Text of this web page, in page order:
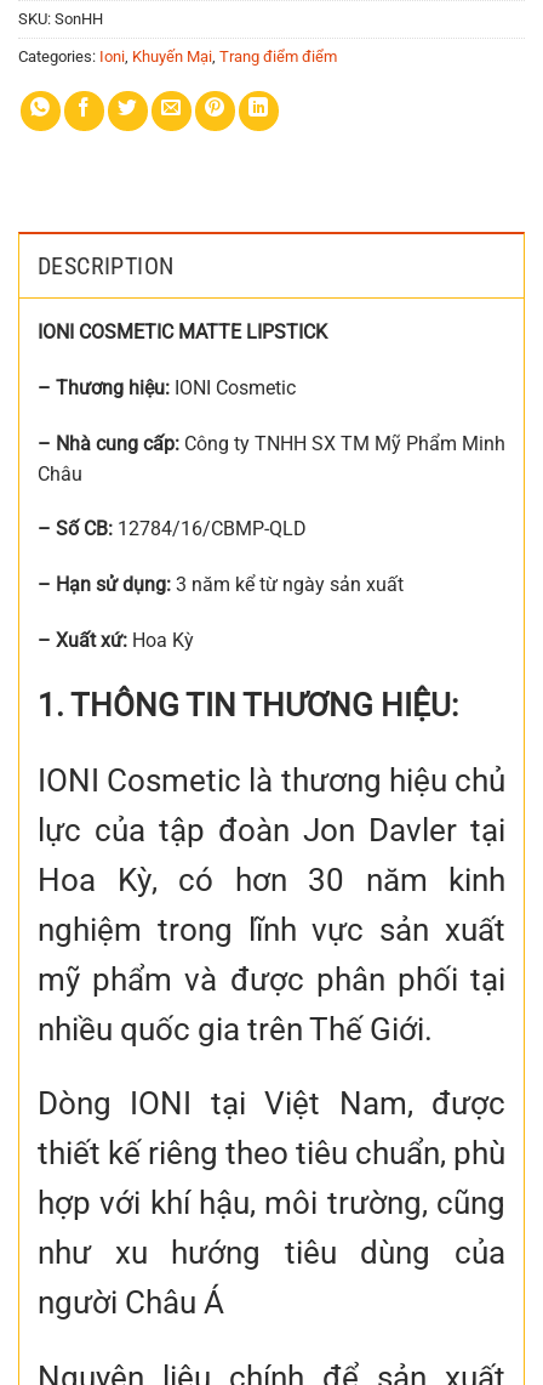
SKU: SonHH
Categories: Ioni, Khuyến Mại, Trang điểm điểm
DESCRIPTION
IONI COSMETIC MATTE LIPSTICK
– Thương hiệu: IONI Cosmetic
– Nhà cung cấp: Công ty TNHH SX TM Mỹ Phẩm Minh
Châu
– Số CB: 12784/16/CBMP-QLD
– Hạn sử dụng: 3 năm kể từ ngày sản xuất
– Xuất xứ: Hoa Kỳ
1. THÔNG TIN THƯƠNG HIỆU:
IONI Cosmetic là thương hiệu chủ
lực của tập đoàn Jon Davler tại
Hoa Kỳ, có hơn 30 năm kinh
nghiệm trong lĩnh vực sản xuất
mỹ phẩm và được phân phối tại
nhiều quốc gia trên Thế Giới.
Dòng IONI tại Việt Nam, được
thiết kế riêng theo tiêu chuẩn, phù
hợp với khí hậu, môi trường, cũng
như xu hướng tiêu dùng của
người Châu Á